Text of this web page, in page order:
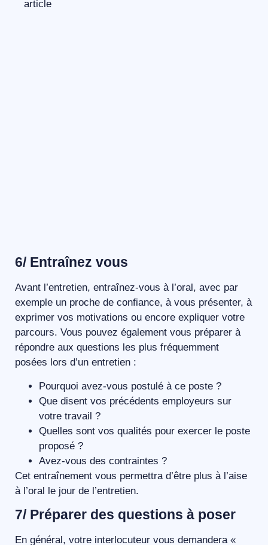
6/ Entraînez vous
Avant l’entretien, entraînez-vous à l’oral, avec par
exemple un proche de confiance, à vous présenter, à
exprimer vos motivations ou encore expliquer votre
parcours. Vous pouvez également vous préparer à
répondre aux questions les plus fréquemment
posées lors d’un entretien :
Pourquoi avez-vous postulé à ce poste ?
Que disent vos précédents employeurs sur
votre travail ?
Quelles sont vos qualités pour exercer le poste
proposé ?
Avez-vous des contraintes ?
Cet entraînement vous permettra d’être plus à l’aise
à l’oral le jour de l’entretien.
7/ Préparer des questions à poser
En général, votre interlocuteur vous demandera «